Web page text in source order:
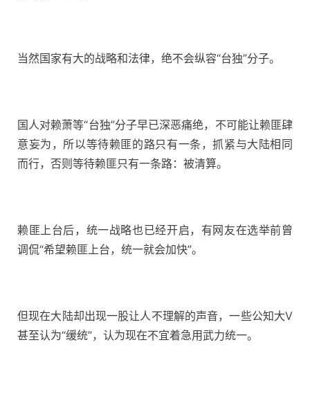
当然国家有大的战略和法律，绝不会纵容“台独”分子。
国人对赖萧等“台独”分子早已深恶痛绝，不可能让赖匪肆
意妄为，所以等待赖匪的路只有一条，抓紧与大陆相同
而行，否则等待赖匪只有一条路：被清算。
赖匪上台后，统一战略也已经开启，有网友在选举前曾
调侃“希望赖匪上台，统一就会加快”。
但现在大陆却出现一股让人不理解的声音，一些公知大V
甚至认为“缓统”，认为现在不宜着急用武力统一。